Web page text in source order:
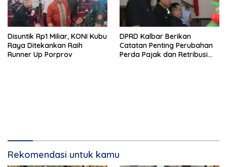
Disuntik Rp1 Miliar, KONI Kubu
Raya Ditekankan Raih
Runner Up Porprov
DPRD Kalbar Berikan
Catatan Penting Perubahan
Perda Pajak dan Retribusi
Rekomendasi untuk kamu